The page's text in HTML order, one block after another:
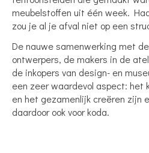
meubelstoffen uit één week.
zou je al je afval niet op een
De nauwe samenwerking met
ontwerpers, de makers in de
de inkopers van design- en
een zeer waardevol aspect: het
en het gezamenlijk creëren zijn
daardoor ook voor koda.